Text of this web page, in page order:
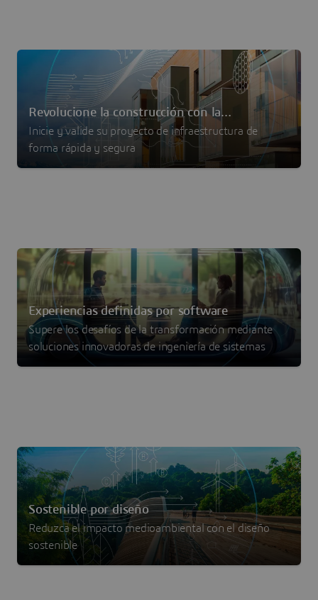
Revolucione la construcción con la
productización
Inicie y valide su proyecto de infraestructura de
forma rápida y segura
Experiencias definidas por software
Supere los desafíos de la transformación mediante
soluciones innovadoras de ingeniería de sistemas
Sostenible por diseño
Reduzca el impacto medioambiental con el diseño
sostenible